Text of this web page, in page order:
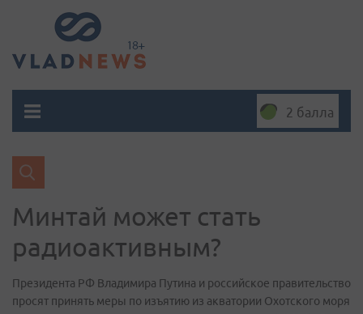
2 балла
Минтай может стать
радиоактивным?
Президента РФ Владимира Путина и российское правительство
просят принять меры по изъятию из акватории Охотского моря